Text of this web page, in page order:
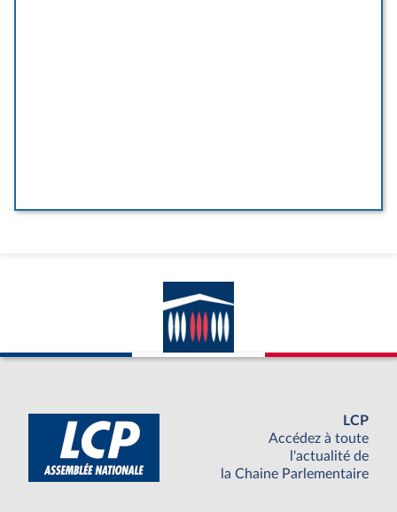
LCP
Accédez à toute
l'actualité de
la Chaine Parlementaire